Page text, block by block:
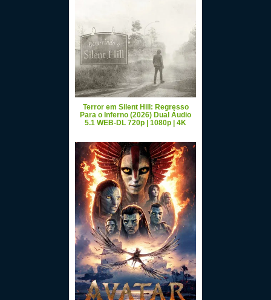
Terror em Silent Hill: Regresso
Para o Inferno (2026) Dual Áudio
5.1 WEB-DL 720p | 1080p | 4K